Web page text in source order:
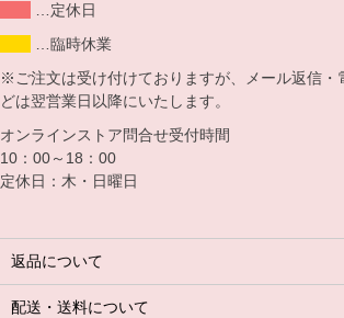
…定休日
…臨時休業
※ご注文は受け付けておりますが、メール返信・
どは翌営業日以降にいたします。
オンラインストア問合せ受付時間
10：00～18：00
定休日：木・日曜日
返品について
配送・送料について